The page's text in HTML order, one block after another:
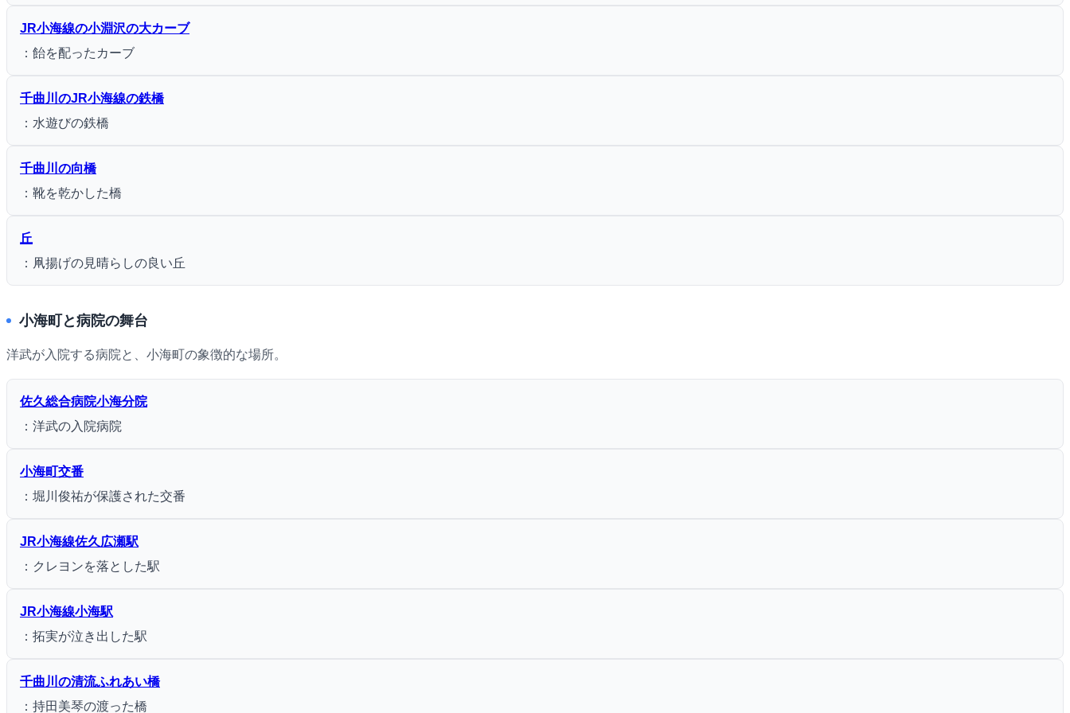
JR小海線の小淵沢の大カーブ
：飴を配ったカーブ
千曲川のJR小海線の鉄橋
：水遊びの鉄橋
千曲川の向橋
：靴を乾かした橋
丘
：凧揚げの見晴らしの良い丘
小海町と病院の舞台
洋武が入院する病院と、小海町の象徴的な場所。
佐久総合病院小海分院
：洋武の入院病院
小海町交番
：堀川俊祐が保護された交番
JR小海線佐久広瀬駅
：クレヨンを落とした駅
JR小海線小海駅
：拓実が泣き出した駅
千曲川の清流ふれあい橋
：持田美琴の渡った橋